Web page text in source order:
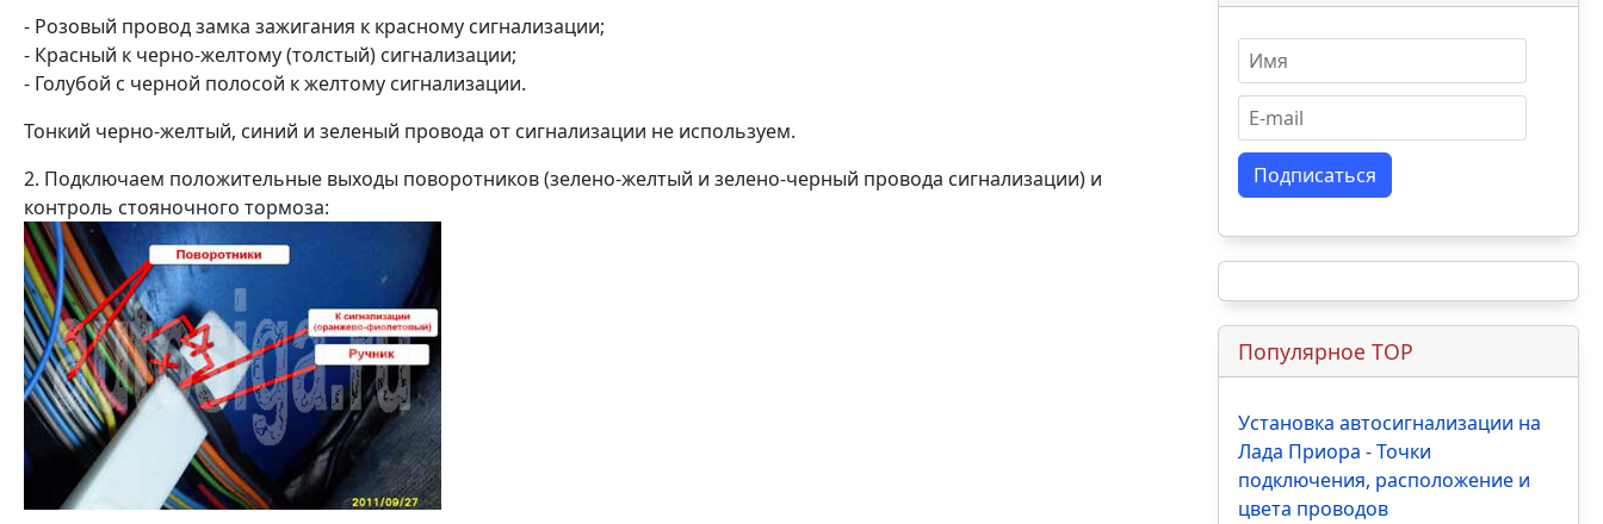
- Розовый провод замка зажигания к красному сигнализации;
- Красный к черно-желтому (толстый) сигнализации;
- Голубой с черной полосой к желтому сигнализации.
Тонкий черно-желтый, синий и зеленый провода от сигнализации не используем.
2. Подключаем положительные выходы поворотников (зелено-желтый и зелено-черный провода сигнализации) и
контроль стояночного тормоза:
Подписаться
Популярное TOP
Установка автосигнализации на
Лада Приора - Точки
подключения, расположение и
цвета проводов